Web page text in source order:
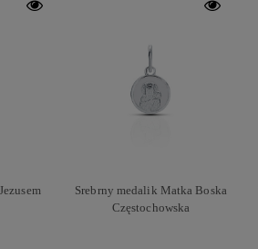
Srebrny medalik Matka Boska
Częstochowska